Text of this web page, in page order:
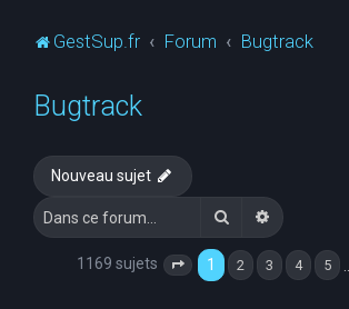
GestSup.fr Forum Bugtrack
Bugtrack
Nouveau sujet
Rechercher
1169 sujets Page 1 sur47
1 2 3 4 5